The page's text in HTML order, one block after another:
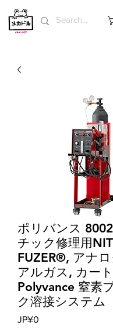
ポリバンス
チック修理用
FUZER®, アナ
アルガス, カート
Polyvance 窒素
ク溶接システム
JP¥0